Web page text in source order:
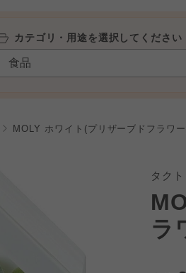
カテゴリ・用途を選択してください
MOLY ホワイト(プリザーブドフラワ
タクト
ラ